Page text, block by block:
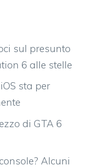
sul presunto
6 alle stelle
sta per
di GTA 6
Alcuni